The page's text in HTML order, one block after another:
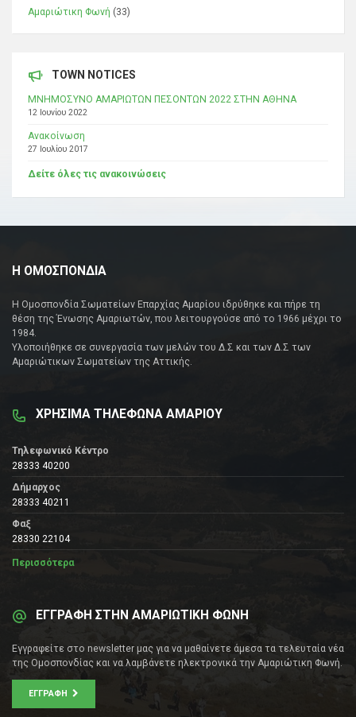
Αμαριώτικη Φωνή (33)
TOWN NOTICES
ΜΝΗΜΟΣΥΝΟ ΑΜΑΡΙΩΤΩΝ ΠΕΣΟΝΤΩΝ 2022 ΣΤΗΝ ΑΘΗΝΑ
12 Ιουνίου 2022
Ανακοίνωση
27 Ιουλίου 2017
Δείτε όλες τις ανακοινώσεις
Η ΟΜΟΣΠΟΝΔΙΑ
Η Ομοσπονδία Σωματείων Επαρχίας Αμαρίου ιδρύθηκε και πήρε τη
θέση της Ένωσης Αμαριωτών, που λειτουργούσε από το 1966 μέχρι το
1984.
Υλοποιήθηκε σε συνεργασία των μελών του Δ.Σ και των Δ.Σ των
Αμαριώτικων Σωματείων της Αττικής.
ΧΡΗΣΙΜΑ ΤΗΛΕΦΩΝΑ ΑΜΑΡΙΟΥ
Τηλεφωνικό Κέντρο
28333 40200
Δήμαρχος
28333 40211
Φαξ
28330 22104
Περισσότερα
ΕΓΓΡΑΦΗ ΣΤΗΝ ΑΜΑΡΙΩΤΙΚΗ ΦΩΝΗ
Εγγραφείτε στο newsletter μας για να μαθαίνετε άμεσα τα τελευταία νέα
της Ομοσπονδίας και να λαμβάνετε ηλεκτρονικά την Αμαριώτικη Φωνή.
ΕΓΓΡΑΦΉ